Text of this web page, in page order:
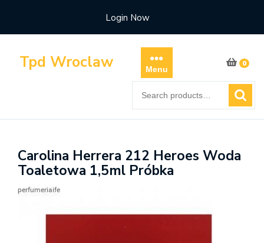
content
Login Now
Tpd Wroclaw Menu
0
for:
Carolina Herrera 212 Heroes Woda
Toaletowa 1,5ml Próbka